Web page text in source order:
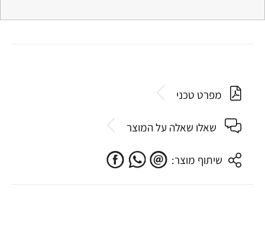
מפרט טכני
שאלו שאלה על המוצר
שיתוף מוצר: